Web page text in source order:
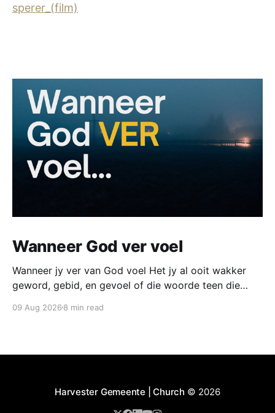
sperer_(film)
Wanneer God ver voel
Wanneer jy ver van God voel Het jy al ooit wakker
geword, gebid, en gevoel of die woorde teen die
ooit in aanbidding gestaan met droë oë langs iemand
09 Aug 2026 8 min read
Harvester Gemeente | Church © 2026